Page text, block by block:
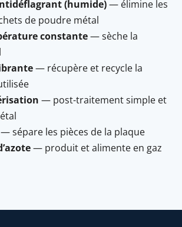
(humide)— élimine les
de poudre métal
constante— sèche la
— récupère et recycle la
— post-traitement simple et
— sépare les pièces de la plaque
— produit et alimente en gaz